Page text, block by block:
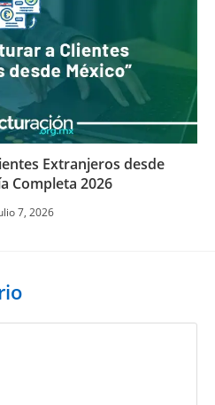
Extranjeros desde
Completa 2026
7, 2026